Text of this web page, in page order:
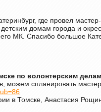
где провел
домам города и
МК. Спасибо большое
по волонтерским
можем спланировать
в Томске, Анастасия